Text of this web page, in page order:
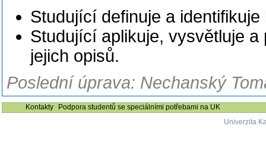
Studující definuje a
Studující aplikuje, vysvětluje
jejich opisů.
Poslední úprava: Nechanský
Kontakty
Podpora studentů se speciálními potřebami na UK
Univerzita